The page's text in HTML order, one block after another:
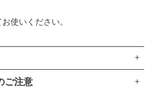
使いください。
ご注意